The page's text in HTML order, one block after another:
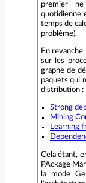
premier
quotidienne
temps de
problème).
En
sur les
graphe de
paquets qui
distribution :
Strong
Mining
Learning
Cela étant,
PAckage
la mode